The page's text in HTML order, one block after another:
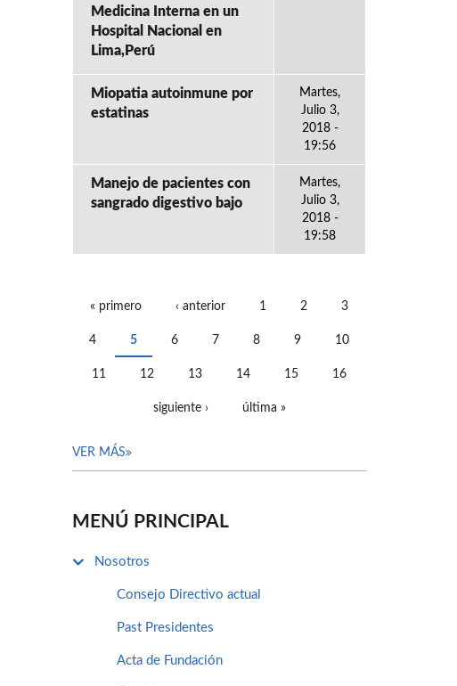
Medicina Interna en un
Hospital Nacional en
Lima,Perú
Miopatia autoinmune por
estatinas
Martes,
Julio 3,
2018 -
19:56
Manejo de pacientes con
sangrado digestivo bajo
Martes,
Julio 3,
2018 -
19:58
« primero ‹ anterior 1 2 3
4 5 6 7 8 9 10
11 12 13 14 15 16
siguiente › última »
VER MÁS
MENÚ PRINCIPAL
Nosotros
Consejo Directivo actual
Past Presidentes
Acta de Fundación